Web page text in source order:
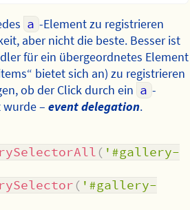
a -Element zu registrieren
aber nicht die beste. Besser ist
für ein übergeordnetes Element
bietet sich an) zu registrieren
ob der Click durch ein a -
– event delegation.
( '#gallery-
( '#gallery-